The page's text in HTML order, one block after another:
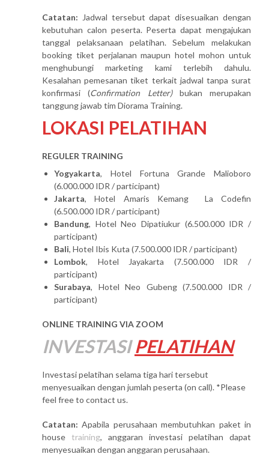
Catatan: Jadwal tersebut dapat disesuaikan dengan
kebutuhan calon peserta. Peserta dapat mengajukan
tanggal pelaksanaan pelatihan. Sebelum melakukan
booking tiket perjalanan maupun hotel mohon untuk
menghubungi marketing kami terlebih dahulu.
Kesalahan pemesanan tiket terkait jadwal tanpa surat
konfirmasi (Confirmation Letter)bukan merupakan
tanggung jawab tim Diorama Training.
LOKASI PELATIHAN
REGULER TRAINING
Yogyakarta, Hotel Fortuna Grande Malioboro
(6.000.000 IDR / participant)
Jakarta, Hotel Amaris Kemang La Codefin
(6.500.000 IDR / participant)
Bandung, Hotel Neo Dipatiukur (6.500.000 IDR /
participant)
Bali, Hotel Ibis Kuta (7.500.000 IDR / participant)
Lombok, Hotel Jayakarta (7.500.000 IDR /
participant)
Surabaya, Hotel Neo Gubeng (7.500.000 IDR /
participant)
ONLINE TRAINING VIA ZOOM
INVESTASI PELATIHAN
Investasi pelatihan selama tiga hari tersebut
menyesuaikan dengan jumlah peserta (on call). *Please
feel free to contact us.
Catatan: Apabila perusahaan membutuhkan paket in
house training, anggaran investasi pelatihan dapat
menyesuaikan dengan anggaran perusahaan.